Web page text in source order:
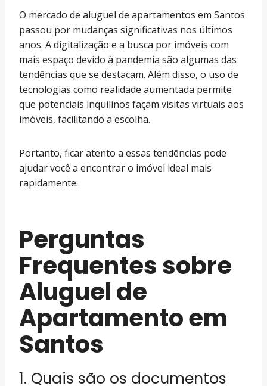
O mercado de aluguel de apartamentos em Santos
passou por mudanças significativas nos últimos
anos. A digitalização e a busca por imóveis com
mais espaço devido à pandemia são algumas das
tendências que se destacam. Além disso, o uso de
tecnologias como realidade aumentada permite
que potenciais inquilinos façam visitas virtuais aos
imóveis, facilitando a escolha.
Portanto, ficar atento a essas tendências pode
ajudar você a encontrar o imóvel ideal mais
rapidamente.
Perguntas
Frequentes sobre
Aluguel de
Apartamento em
Santos
1. Quais são os documentos